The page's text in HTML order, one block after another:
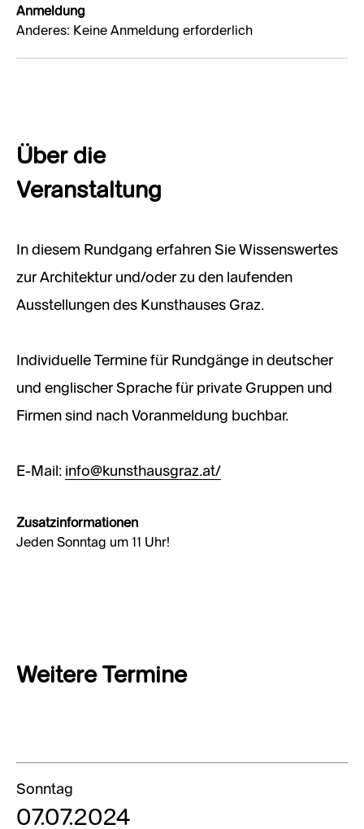
Anmeldung
Anderes: Keine Anmeldung erforderlich
Über die
Veranstaltung
In diesem Rundgang erfahren Sie Wissenswertes
zur Architektur und/oder zu den laufenden
Ausstellungen des Kunsthauses Graz.
Individuelle Termine für Rundgänge in deutscher
und englischer Sprache für private Gruppen und
Firmen sind nach Voranmeldung buchbar.
E-Mail: info@kunsthausgraz.at/
Zusatzinformationen
Jeden Sonntag um 11 Uhr!
Weitere Termine
Sonntag
07.07.2024